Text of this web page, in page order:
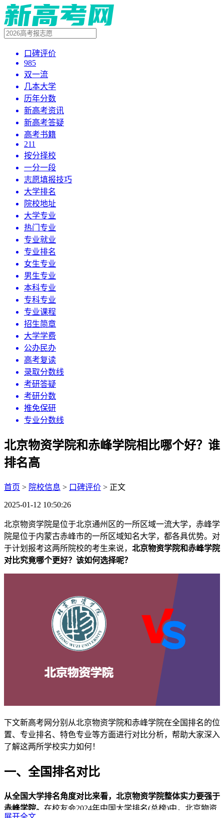
口碑评价
985
双一流
几本大学
历年分数
新高考资讯
新高考答疑
高考书籍
211
按分择校
一分一段
志愿填报技巧
大学排名
院校地址
大学专业
热门专业
专业就业
专业排名
女生专业
男生专业
本科专业
专科专业
专业课程
招生简章
大学学费
公办民办
高考复读
录取分数线
考研答疑
考研分数
推免保研
专业分数线
北京物资学院和赤峰学院相比哪个好？谁
排名高
首页 > 院校信息 > 口碑评价 > 正文
2025-01-12 10:50:26
北京物资学院是位于北京通州区的一所区域一流大学，赤峰学
院是位于内蒙古赤峰市的一所区域知名大学，都各具优势。对
于计划报考这两所院校的考生来说， 北京物资学院和赤峰学院
对比究竟哪个更好？该如何选择呢？
下文新高考网分别从北京物资学院和赤峰学院在全国排名的位
置、专业排名、特色专业等方面进行对比分析，帮助大家深入
了解这两所学校实力如何！
一、全国排名对比
从全国大学排名角度对比来看，北京物资学院整体实力要强于
赤峰学院。 在校友会2024年中国大学排名(总榜)中，北京物资